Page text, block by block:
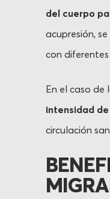
del cuerpo
acupresión,
con
En el caso de
intensidad
circulación